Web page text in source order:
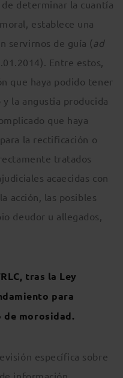
determinar la cuantía
establece una
servirnos de guía (ad
Entre estos,
que haya podido tener
la angustia producida
que haya
la rectificación o
tratados
acaecidas con
acción, las posibles
deudor u allegados,
tras la Ley
para
morosidad.
específica sobre